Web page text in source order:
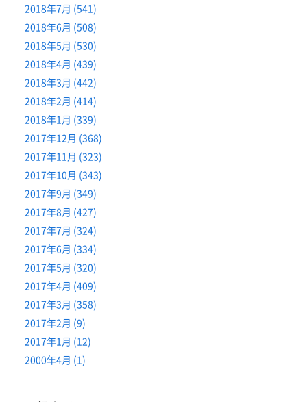
2018年7月 (541)
2018年6月 (508)
2018年5月 (530)
2018年4月 (439)
2018年3月 (442)
2018年2月 (414)
2018年1月 (339)
2017年12月 (368)
2017年11月 (323)
2017年10月 (343)
2017年9月 (349)
2017年8月 (427)
2017年7月 (324)
2017年6月 (334)
2017年5月 (320)
2017年4月 (409)
2017年3月 (358)
2017年2月 (9)
2017年1月 (12)
2000年4月 (1)